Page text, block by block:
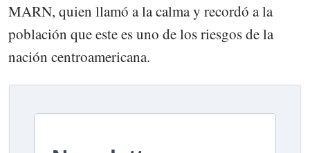
MARN, quien llamó a la calma y recordó a la
población que este es uno de los riesgos de la
nación centroamericana.